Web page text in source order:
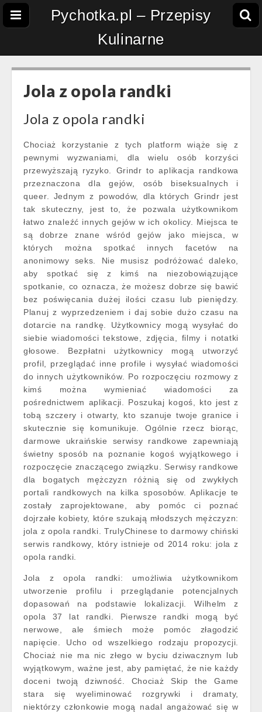
Pychotka.pl – Przepisy
Kulinarne
Jola z opola randki
Jola z opola randki
Chociaż korzystanie z tych platform wiąże się z
pewnymi wyzwaniami, dla wielu osób korzyści
przewyższają ryzyko. Grindr to aplikacja randkowa
przeznaczona dla gejów, osób biseksualnych i
queer. Jednym z powodów, dla których Grindr jest
tak skuteczny, jest to, że pozwala użytkownikom
łatwo znaleźć innych gejów w ich okolicy. Miejsca te
są dobrze znane wśród gejów jako miejsca, w
których można spotkać innych facetów na
anonimowy seks. Nie musisz podróżować daleko,
aby spotkać się z kimś na niezobowiązujące
spotkanie, co oznacza, że możesz dobrze się bawić
bez poświęcania dużej ilości czasu lub pieniędzy.
Planuj z wyprzedzeniem i daj sobie dużo czasu na
dotarcie na randkę. Użytkownicy mogą wysyłać do
siebie wiadomości tekstowe, zdjęcia, filmy i notatki
głosowe. Bezpłatni użytkownicy mogą utworzyć
profil, przeglądać inne profile i wysyłać wiadomości
do innych użytkowników. Po rozpoczęciu rozmowy z
kimś można wymieniać wiadomości za
pośrednictwem aplikacji. Poszukaj kogoś, kto jest z
tobą szczery i otwarty, kto szanuje twoje granice i
skutecznie się komunikuje. Ogólnie rzecz biorąc,
darmowe ukraińskie serwisy randkowe zapewniają
świetny sposób na poznanie kogoś wyjątkowego i
rozpoczęcie znaczącego związku. Serwisy randkowe
dla bogatych mężczyzn różnią się od zwykłych
portali randkowych na kilka sposobów. Aplikacje te
zostały zaprojektowane, aby pomóc ci poznać
dojrzałe kobiety, które szukają młodszych mężczyzn:
jola z opola randki. TrulyChinese to darmowy chiński
serwis randkowy, który istnieje od 2014 roku: jola z
opola randki.
Jola z opola randki: umożliwia użytkownikom
utworzenie profilu i przeglądanie potencjalnych
dopasowań na podstawie lokalizacji. Wilhelm z
opola 37 lat randki. Pierwsze randki mogą być
nerwowe, ale śmiech może pomóc złagodzić
napięcie. Ucho od wszelkiego rodzaju propozycji.
Chociaż nie ma nic złego w byciu dziwacznym lub
wyjątkowym, ważne jest, aby pamiętać, że nie każdy
doceni twoją dziwność. Chociaż Skip the Game
stara się wyeliminować rozgrywki i dramaty,
niektórzy członkowie mogą nadal angażować się w